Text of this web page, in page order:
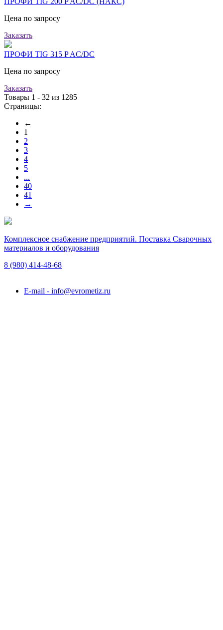
Цена по запросу
Заказать
ПРОФИ TIG 315 P AC/DC
Цена по запросу
Заказать
Товары 1 - 32 из 1285
Страницы:
←
1
2
3
4
5
...
40
41
→
Комплексное снабжение предприятий. Поставка Сварочных
материалов и оборудования
8 (980) 414-48-68
E-mail - info@evrometiz.ru